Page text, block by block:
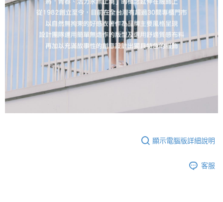
顯示電腦版詳細說明
客服